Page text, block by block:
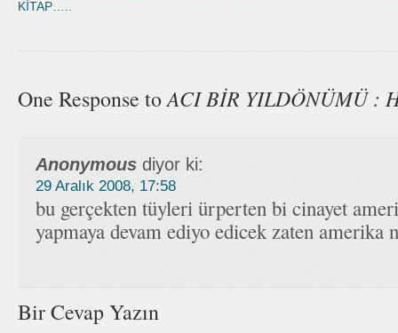
KİTAP…..
One Response toACI BİR YILDÖNÜMÜ :
Anonymous diyor ki:
29 Aralık 2008, 17:58
bu gerçekten tüyleri ürperten bi cinayet
yapmaya devam ediyo edicek zaten
Bir Cevap Yazın